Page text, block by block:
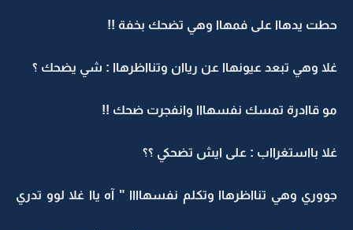
حطت يدهاا على فمهاا وهي تضحك بخفة !!
غلا وهي تبعد عيونهاا عن رياان وتنااظرهاا : شي يضحك ؟
مو قاادرة تمسك نفسهااا وانفجرت ضحك !!
غلا بااستغرااب : على ايش تضحكي ؟؟
جووري وهي تنااظرهاا وتكلم نفسهاااا " آه ياا غلا لوو تدري